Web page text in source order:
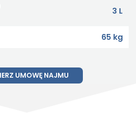
3 L
65 kg
UMOWĘ NAJMU